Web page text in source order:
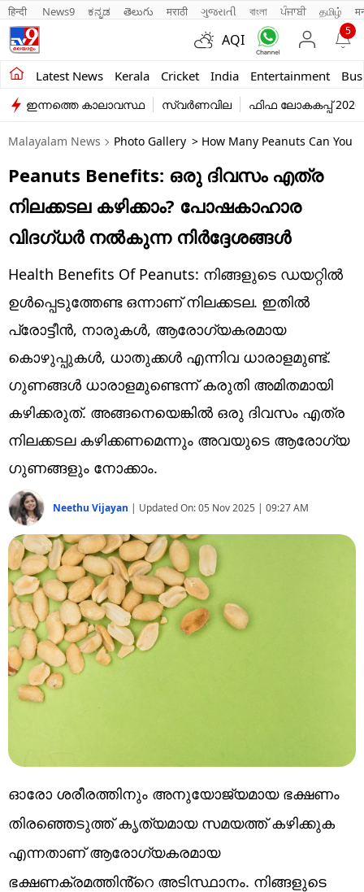
हिन्दी News9 ಕನ್ನಡ తెలుగు मराठी ગુજરાતી বাংলা ਪੰਜਾਬੀ தமிழ்
AQI
5
Latest News Kerala Cricket India Entertainment
Kerala
India
Entertainment
Business
Education
Lifestyle
world
Technology
Religion
Web Story
Photo
Short Videos
ഇന്നത്തെ കാലാവസ്ഥ സ്വർണവില ഫിഫ ലോകകപ്പ് 2026
Malayalam News Photo Gallery > How Many Peanuts Can You
Peanuts Benefits: ഒരു ദിവസം എത്ര
നിലക്കടല കഴിക്കാം? പോഷകാഹാര
വിദഗ്ധർ നൽകുന്ന നിർദ്ദേശങ്ങൾ
Health Benefits Of Peanuts: നിങ്ങളുടെ ഡയറ്റിൽ
ഉൾപ്പെടുത്തേണ്ട ഒന്നാണ് നിലക്കടല. ഇതിൽ
പ്രോട്ടീൻ, നാരുകൾ, ആരോഗ്യകരമായ
കൊഴുപ്പുകൾ, ധാതുക്കൾ എന്നിവ ധാരാളമുണ്ട്. ​
ഗുണങ്ങൾ ധാരാളമുണ്ടെന്ന് കരുതി അമിതമായി
കഴിക്കരുത്. അങ്ങനെയെങ്കിൽ ഒരു ദിവസം എത്ര
നിലക്കടല കഴിക്കണമെന്നും അവയുടെ ആരോ​ഗ്യ​ ​
ഗുണങ്ങളും നോക്കാം.
Neethu Vijayan | Updated On:05 Nov 2025 | 09:27 AM
ഓരോ ശരീരത്തിനും അനുയോജ്യമായ ഭക്ഷണം
തിരഞ്ഞെടുത്ത് കൃത്യമായ സമയത്ത് കഴിക്കുക
എന്നതാണ് ആരോഗ്യകരമായ
ഭക്ഷണക്രമത്തിൻ്റെ അടിസ്ഥാനം. നിങ്ങളുടെ